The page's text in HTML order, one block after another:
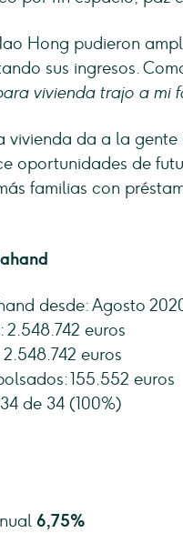
Hong pudieron
sus ingresos.
vivienda trajo a mi
vivienda da a la
oportunidades de
familias con
desde: Agosto
euros
euros
155.552 euros
de 34 (100%)
6,75%